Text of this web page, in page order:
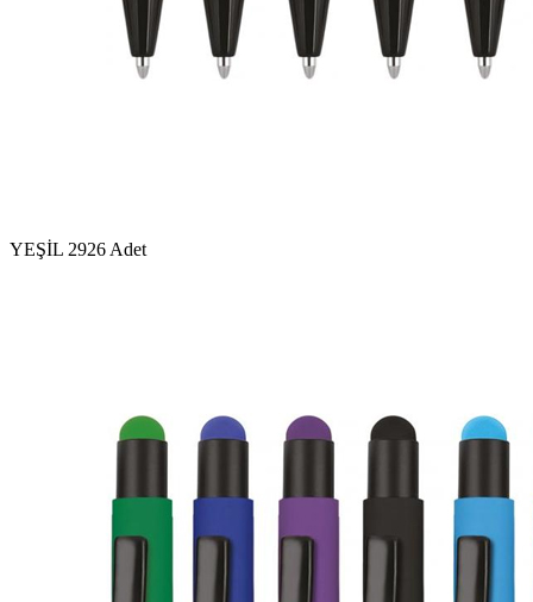
YEŞİL 2926 Adet